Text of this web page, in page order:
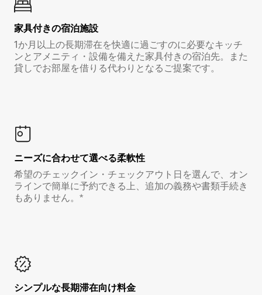
家具付き⁠の宿⁠泊⁠施⁠設
1か月以上の長期滞在を快適に過ごすのに必要なキッチ
ンとアメニティ・設備を備えた家具付きの宿泊先。また
貸しでお部屋を借りる代わりとなるご提案です。
ニーズに合わせて選べる柔軟性
希望のチェックイン・チェックアウト日を選んで、オン
ラインで簡単に予約できる上、追加の義務や書類手続き
もありません。*
シンプルな長期滞在向け料金